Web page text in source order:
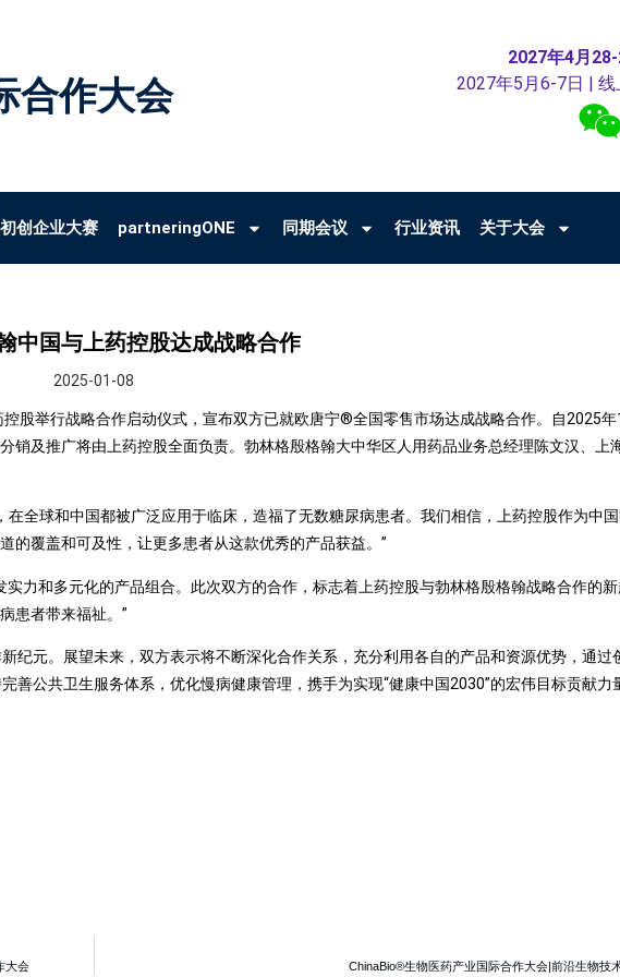
合作大会
2027年4月
2027年5月6-7日 | 线
创企业大赛 partneringONE 同期会议 行业资讯 关于大会
中国与上药控股达成战略合作
2025-01-08
举行战略合作启动仪式，宣布双方已就欧唐宁®全国零售市场达成战略合作。自2025年
及推广将由上药控股全面负责。勃林格殷格翰大中华区人用药品业务总经理陈文汉、上
球和中国都被广泛应用于临床，造福了无数糖尿病患者。我们相信，上药控股作为中
覆盖和可及性，让更多患者从这款优秀的产品获益。”
和多元化的产品组合。此次双方的合作，标志着上药控股与勃林格殷格翰战略合作的
患者带来福祉。”
元。展望未来，双方表示将不断深化合作关系，充分利用各自的产品和资源优势，通过
公共卫生服务体系，优化慢病健康管理，携手为实现“健康中国2030”的宏伟目标贡献力
大会 ChinaBio®生物医药产业国际合作大会|前沿生物技